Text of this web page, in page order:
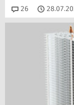
26 Kommentare